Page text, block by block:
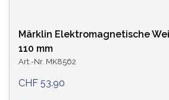
Märklin Elektromagnetische
110 mm
Art.-Nr. MK8562
CHF 53.90